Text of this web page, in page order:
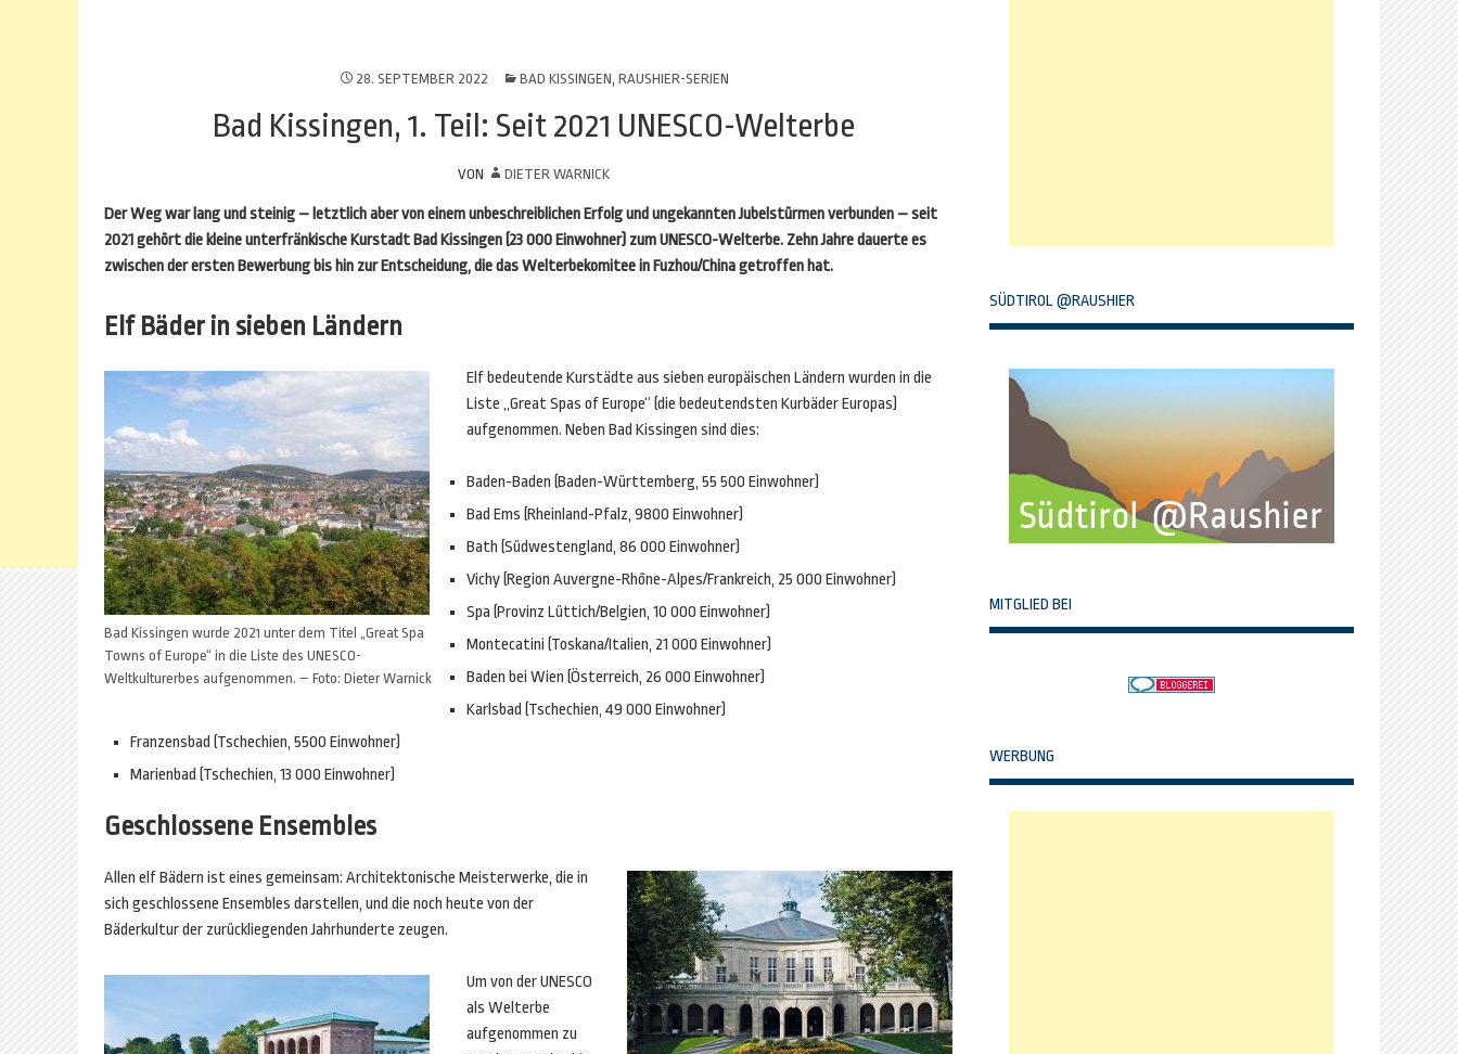
28. SEPTEMBER 2022 BAD KISSINGEN, RAUSHIER-SERIEN
Bad Kissingen, 1. Teil: Seit 2021 UNESCO-Welterbe
VON DIETER WARNICK
Der Weg war lang und steinig – letztlich aber von einem unbeschreiblichen Erfolg und ungekannten Jubelstürmen verbunden – seit
2021 gehört die kleine unterfränkische Kurstadt Bad Kissingen (23 000 Einwohner) zum UNESCO-Welterbe. Zehn Jahre dauerte es
zwischen der ersten Bewerbung bis hin zur Entscheidung, die das Welterbekomitee in Fuzhou/China getroffen hat.
Elf Bäder in sieben Ländern
Bad Kissingen wurde 2021 unter dem Titel „Great Spa
Towns of Europe“ in die Liste des UNESCO-
Weltkulturerbes aufgenommen. – Foto: Dieter Warnick
Elf bedeutende Kurstädte aus sieben europäischen Ländern wurden in die
Liste „Great Spas of Europe“ (die bedeutendsten Kurbäder Europas)
aufgenommen. Neben Bad Kissingen sind dies:
Baden-Baden (Baden-Württemberg, 55 500 Einwohner)
Bad Ems (Rheinland-Pfalz, 9800 Einwohner)
Bath (Südwestengland, 86 000 Einwohner)
Vichy (Region Auvergne-Rhône-Alpes/Frankreich, 25 000 Einwohner)
Spa (Provinz Lüttich/Belgien, 10 000 Einwohner)
Montecatini (Toskana/Italien, 21 000 Einwohner)
Baden bei Wien (Österreich, 26 000 Einwohner)
Karlsbad (Tschechien, 49 000 Einwohner)
Franzensbad (Tschechien, 5500 Einwohner)
Marienbad (Tschechien, 13 000 Einwohner)
Geschlossene Ensembles
Allen elf Bädern ist eines gemeinsam: Architektonische Meisterwerke, die in
sich geschlossene Ensembles darstellen, und die noch heute von der
Bäderkultur der zurückliegenden Jahrhunderte zeugen.
Um von der UNESCO
als Welterbe
aufgenommen zu
SÜDTIROL @RAUSHIER
MITGLIED BEI
WERBUNG